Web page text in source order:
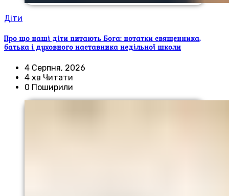
Діти
Про що наші діти питають Бога: нотатки священника,
батька і духовного наставника недільної школи
4 Серпня, 2026
4 хв Читати
0 Поширили